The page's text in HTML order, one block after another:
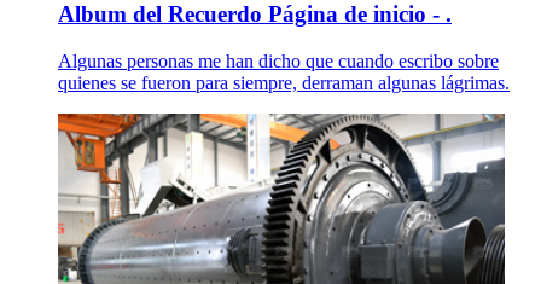
Album del Recuerdo Página de inicio - .
Algunas personas me han dicho que cuando escribo sobre
quienes se fueron para siempre, derraman algunas lágrimas.